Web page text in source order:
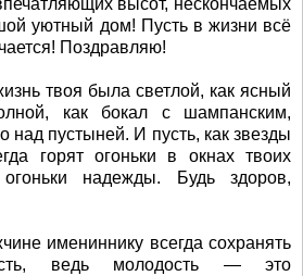
высот, нескончаемых
уютный дом! Пусть в жизни всё
Поздравляю!
твоя была светлой, как ясный
как бокал с шампанским,
над пустыней. И пусть, как звезды
горят огоньки в окнах твоих
надежды. Будь здоров,
имениннику всегда сохранять
ведь молодость — это